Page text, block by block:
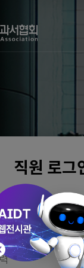
직원 로그